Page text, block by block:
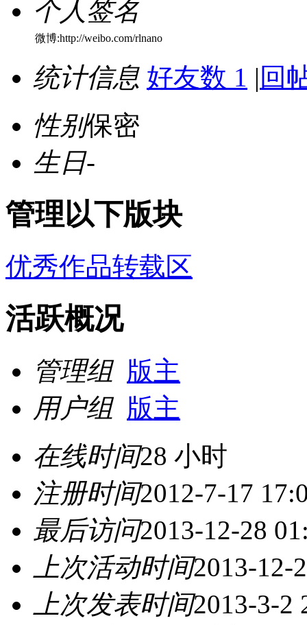
个人签名
微博:http://weibo.com/rlnano
统计信息 好友数 1 | 回
性别保密
生日-
管理以下版块
优秀作品转载区
活跃概况
管理组 版主
用户组 版主
在线时间28 小时
注册时间2012-7-17
最后访问2013-12-28
上次活动时间2013-12-
上次发表时间2013-3-2